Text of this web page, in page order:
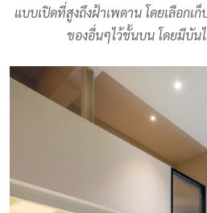
แบบเปิดที่สูงถึงฝ้าเพดาน โดยเลือกเ
ของอื่นๆไว้ชั้นบน โดยมีบัน